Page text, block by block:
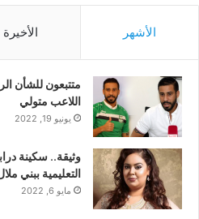
الأشهر الأخيرة
متتبعون للشأن
اللاعب متولي
يونيو 19, 2022
وثيقة.. سكينة
التعليمية ببني
مايو 6, 2022